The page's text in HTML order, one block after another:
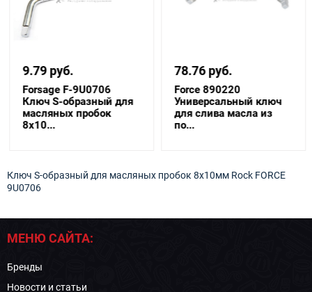
9.79 руб.
Forsage F-9U0706
Ключ S-образный для
масляных пробок
8х10...
78.76 руб.
Force 890220
Универсальный ключ
для слива масла из
по...
Ключ S-образный для масляных пробок 8х10мм Rock FORCE
9U0706
МЕНЮ САЙТА:
Бренды
Новости и статьи